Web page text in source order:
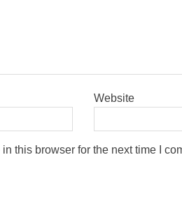
Website
this browser for the next time I